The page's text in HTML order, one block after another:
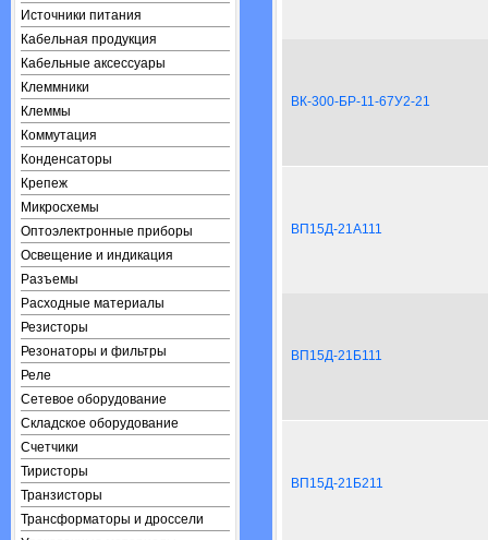
Источники питания
Кабельная продукция
Кабельные аксессуары
Клеммники
Клеммы
Коммутация
Конденсаторы
Крепеж
Микросхемы
Оптоэлектронные приборы
Освещение и индикация
Разъемы
Расходные материалы
Резисторы
Резонаторы и фильтры
Реле
Сетевое оборудование
Складское оборудование
Счетчики
Тиристоры
Транзисторы
Трансформаторы и дроссели
ВК-300-БР-11-67У2-21
ВП15Д-21А111
ВП15Д-21Б111
ВП15Д-21Б211